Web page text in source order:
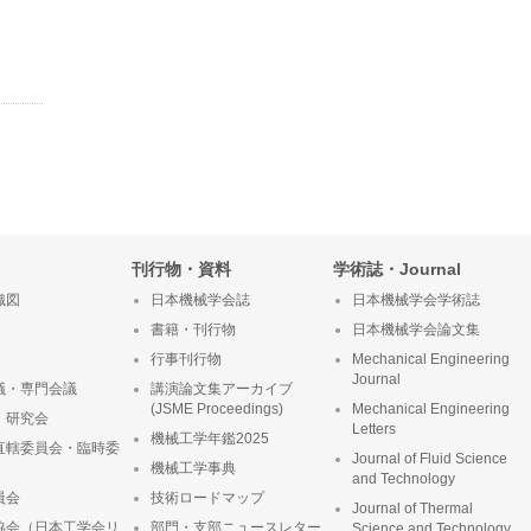
図
・専門会議
研究会
轄委員会・臨時委
会
会（日本工学会リ
刊行物・資料
日本機械学会誌
書籍・刊行物
行事刊行物
講演論文集アーカイブ
(JSME Proceedings)
機械工学年鑑2025
機械工学事典
技術ロードマップ
部門・支部ニュースレター
学術誌・Journal
日本機械学会学術誌
日本機械学会論文集
Mechanical Engineering
Journal
Mechanical Engineering
Letters
Journal of Fluid Science
and Technology
Journal of Thermal